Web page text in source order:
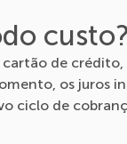
custo?
de
os juros
ciclo de